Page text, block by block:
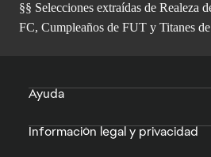
§§ Selecciones extraídas de Realeza
FC, Cumpleaños de FUT y Titanes
Ayuda
Información legal y privacidad